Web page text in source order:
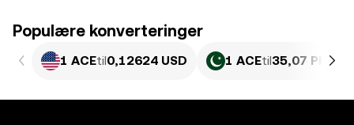
Populære konverteringer
1 ACEtil0,12624 USD 1 ACEtil35,07 PKR